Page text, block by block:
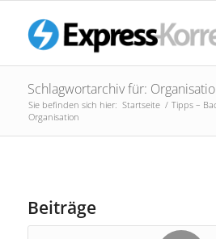
Schlagwortarchiv für:
Sie befinden sich hier: Startseite / Tipps –
Organisation
Beiträge